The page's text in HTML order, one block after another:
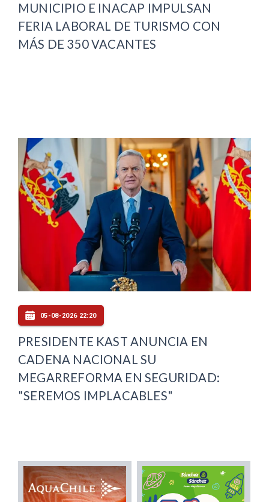
MUNICIPIO E INACAP IMPULSAN
FERIA LABORAL DE TURISMO CON
MÁS DE 350 VACANTES
05-08-2026 22:20
PRESIDENTE KAST ANUNCIA EN
CADENA NACIONAL SU
MEGARREFORMA EN SEGURIDAD:
"SEREMOS IMPLACABLES"